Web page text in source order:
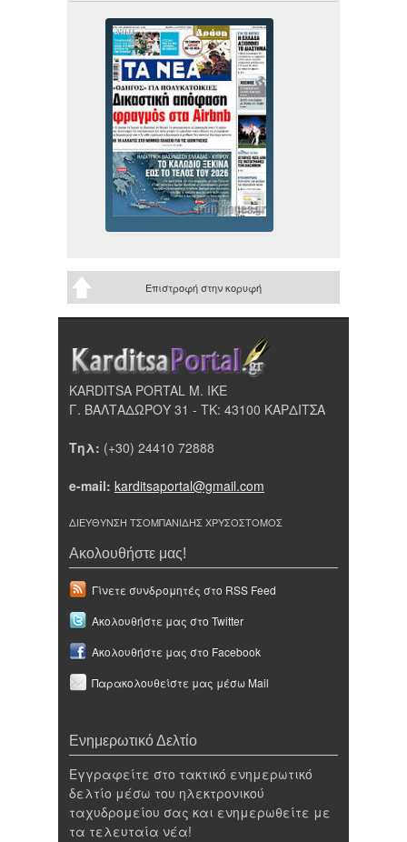
Επιστροφή στην κορυφή
KARDITSA PORTAL Μ. ΙΚΕ
Γ. ΒΑΛΤΑΔΩΡΟΥ 31 - ΤΚ: 43100 ΚΑΡΔΙΤΣΑ
Τηλ: (+30) 24410 72888
e-mail: karditsaportal@gmail.com
ΔΙΕΥΘΥΝΣΗ ΤΣΟΜΠΑΝΙΔΗΣ ΧΡΥΣΟΣΤΟΜΟΣ
Ακολουθήστε μας!
Γίνετε συνδρομητές στο RSS Feed
Ακολουθήστε μας στο Twitter
Ακολουθήστε μας στο Facebook
Παρακολουθείστε μας μέσω Mail
Ενημερωτικό Δελτίο
Εγγραφείτε στο τακτικό ενημερωτικό
δελτίο μέσω του ηλεκτρονικού
ταχυδρομείου σας και ενημερωθείτε με
τα τελευταία νέα!